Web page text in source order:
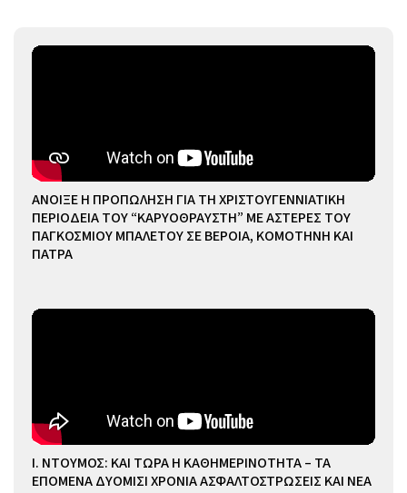
ΑΝΟΙΞΕ Η ΠΡΟΠΩΛΗΣΗ ΓΙΑ ΤΗ ΧΡΙΣΤΟΥΓΕΝΝΙΑΤΙΚΗ
ΠΕΡΙΟΔΕΙΑ ΤΟΥ “ΚΑΡΥΟΘΡΑΥΣΤΗ” ΜΕ ΑΣΤΕΡΕΣ ΤΟΥ
ΠΑΓΚΟΣΜΙΟΥ ΜΠΑΛΕΤΟΥ ΣΕ ΒΕΡΟΙΑ, ΚΟΜΟΤΗΝΗ ΚΑΙ
ΠΑΤΡΑ
Ι. ΝΤΟΥΜΟΣ: ΚΑΙ ΤΩΡΑ Η ΚΑΘΗΜΕΡΙΝΟΤΗΤΑ – ΤΑ
ΕΠΟΜΕΝΑ ΔΥΟΜΙΣΙ ΧΡΟΝΙΑ ΑΣΦΑΛΤΟΣΤΡΩΣΕΙΣ ΚΑΙ ΝΕΑ